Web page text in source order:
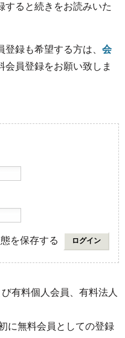
すると続きをお読みいた
録も希望する方は、 会
会員登録をお願い致しま
を保存する
有料個人会員、有料法人
に無料会員としての登録